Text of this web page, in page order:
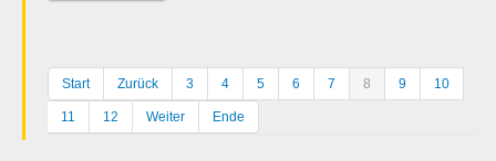
Start Zurück 3 4 5 6 7 8 9 10
11 12 Weiter Ende